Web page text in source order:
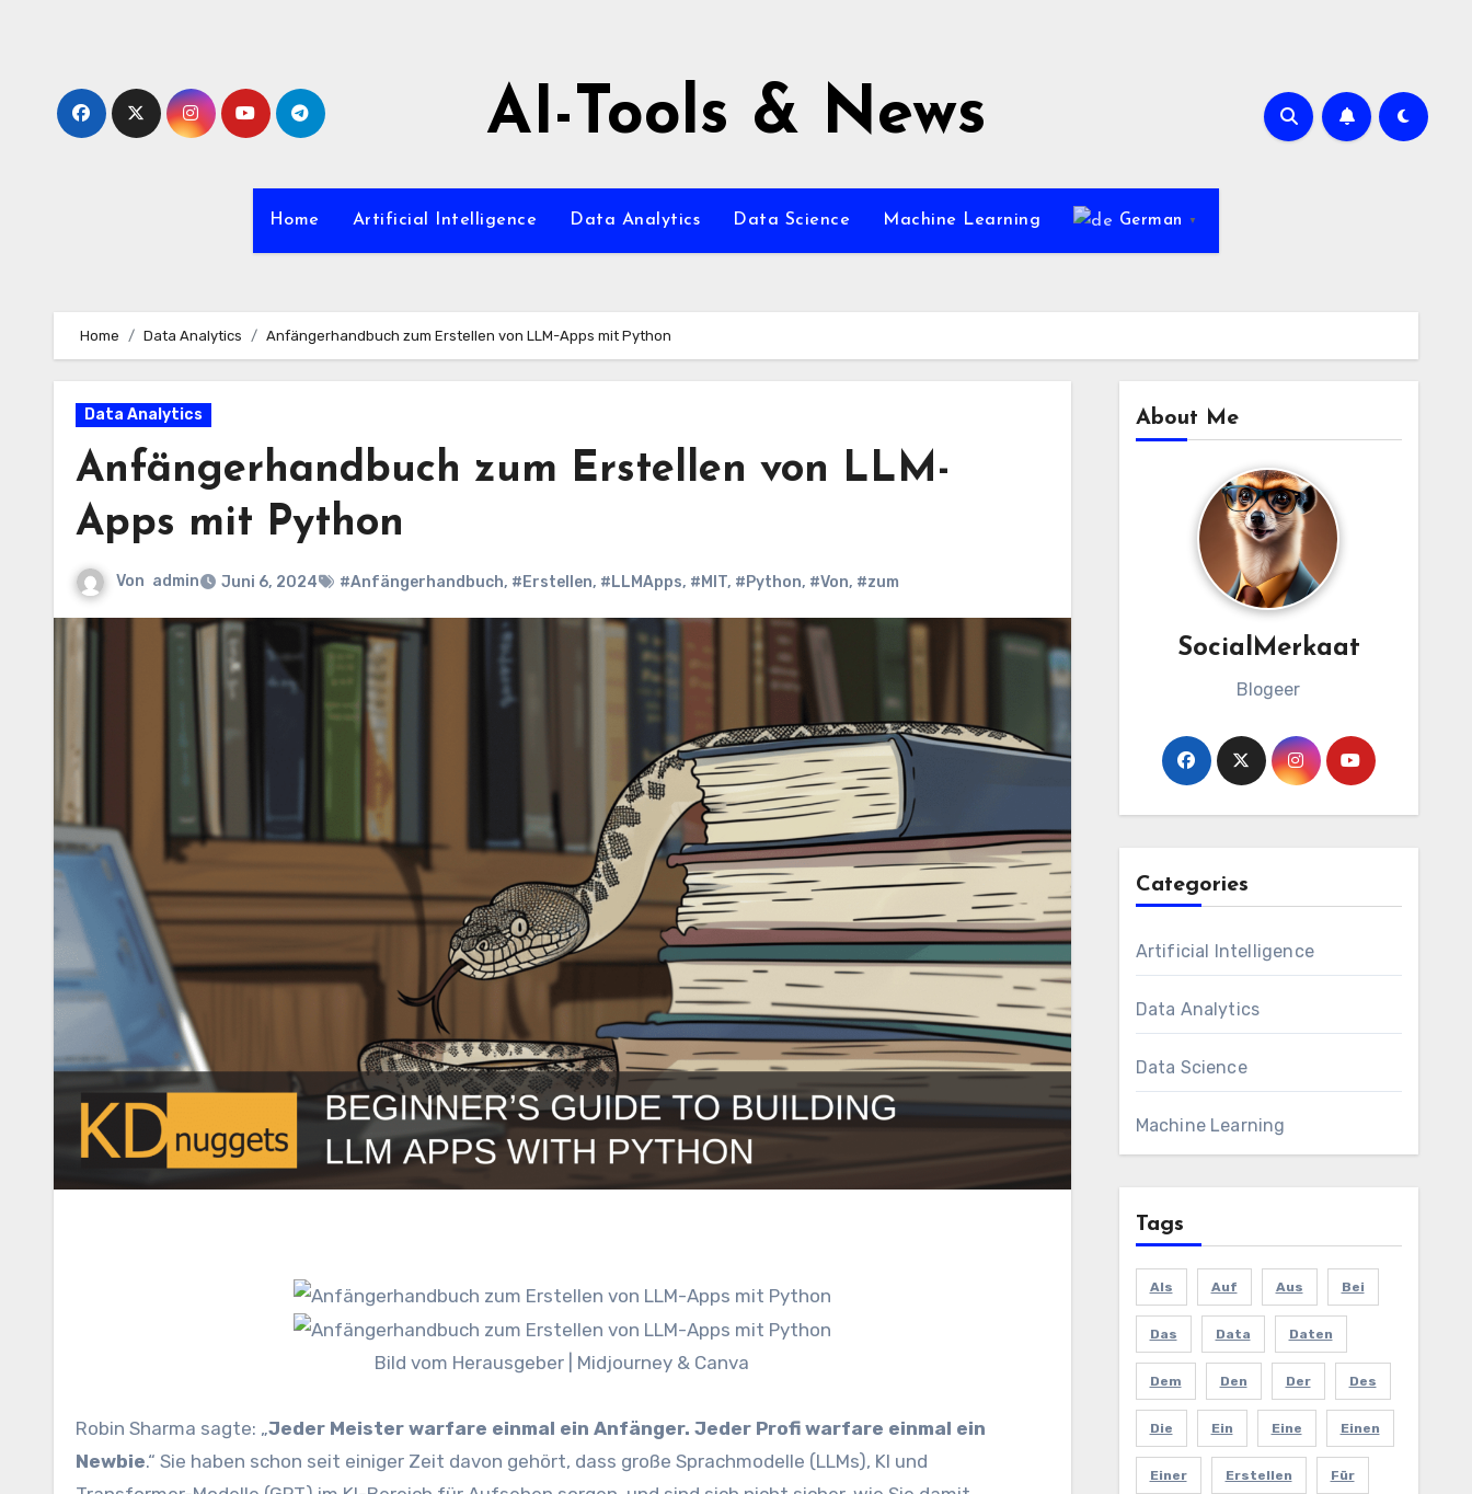
AI-Tools & News
Home Artificial Intelligence Data Analytics Data Science Machine Learning German ▼
Home Data Analytics Anfängerhandbuch zum Erstellen von LLM-Apps mit Python
Data Analytics
Anfängerhandbuch zum Erstellen von LLM-
Apps mit Python
Von admin Juni 6, 2024 #Anfängerhandbuch, #Erstellen, #LLMApps, #MIT, #Python, #Von, #zum
Bild vom Herausgeber | Midjourney & Canva
Robin Sharma sagte: „Jeder Meister warfare einmal ein Anfänger. Jeder Profi warfare einmal ein
Newbie.“ Sie haben schon seit einiger Zeit davon gehört, dass große Sprachmodelle (LLMs), KI und
About Me
SocialMerkaat
Blogeer
Categories
Artificial Intelligence
Data Analytics
Data Science
Machine Learning
Tags
Als Auf Aus Bei
Das Data Daten
Dem Den Der Des
Die Ein Eine Einen
Einer Erstellen Für